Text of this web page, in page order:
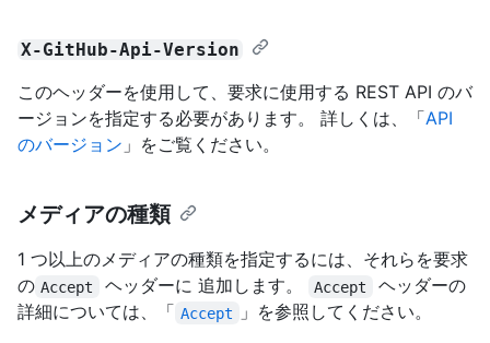
X-GitHub-Api-Version
このヘッダーを使用して、要求に使用する REST API のバ
ージョンを指定する必要があります。 詳しくは、「API
のバージョン 」をご覧ください。
メディアの種類
1 つ以上のメディアの種類を指定するには、それらを要求
の Accept ヘッダーに 追加します。 Accept
ヘッダーの
詳細については、「 Accept
」を参照してください。